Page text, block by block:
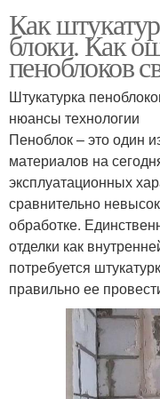
Как
блоки. Как
пеноблоков
Штукатурка
нюансы технологии
Пеноблок – это один
материалов на
эксплуатационных
сравнительно
обработке.
отделки как
потребуется
правильно ее